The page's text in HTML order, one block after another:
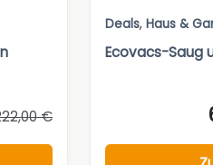
€
Deals, Haus &
Ecovacs-Saug